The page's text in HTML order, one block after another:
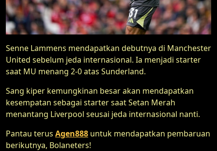
Senne Lammens mendapatkan debutnya di Manchester
United sebelum jeda internasional. Ia menjadi starter
saat MU menang 2-0 atas Sunderland.
Sang kiper kemungkinan besar akan mendapatkan
kesempatan sebagai starter saat Setan Merah
menantang Liverpool seusai jeda internasional nanti.
Pantau terus Agen888 untuk mendapatkan pembaruan
berikutnya, Bolaneters!